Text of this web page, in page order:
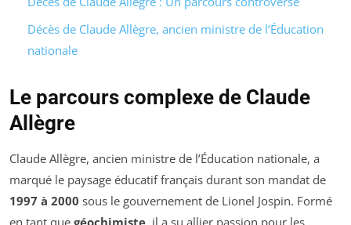
Décès de Claude Allègre, ancien ministre de l’Éducation
nationale
Le parcours complexe de Claude
Allègre
Claude Allègre, ancien ministre de l’Éducation nationale, a
marqué le paysage éducatif français durant son mandat de
1997 à 2000 sous le gouvernement de Lionel Jospin. Formé
en tant que géochimiste, il a su allier passion pour les